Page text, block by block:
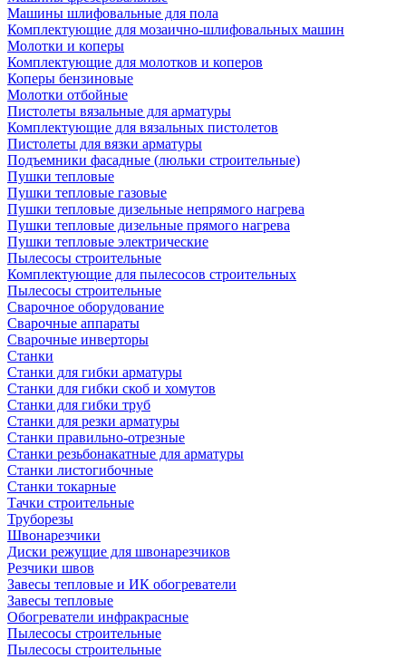
Машины шлифовальные для пола
Комплектующие для мозаично-шлифовальных машин
Молотки и коперы
Комплектующие для молотков и коперов
Коперы бензиновые
Молотки отбойные
Пистолеты вязальные для арматуры
Комплектующие для вязальных пистолетов
Пистолеты для вязки арматуры
Подъемники фасадные (люльки строительные)
Пушки тепловые
Пушки тепловые газовые
Пушки тепловые дизельные непрямого нагрева
Пушки тепловые дизельные прямого нагрева
Пушки тепловые электрические
Пылесосы строительные
Комплектующие для пылесосов строительных
Пылесосы строительные
Сварочное оборудование
Сварочные аппараты
Сварочные инверторы
Станки
Станки для гибки арматуры
Станки для гибки скоб и хомутов
Станки для гибки труб
Станки для резки арматуры
Станки правильно-отрезные
Станки резьбонакатные для арматуры
Станки листогибочные
Станки токарные
Тачки строительные
Труборезы
Швонарезчики
Диски режущие для швонарезчиков
Резчики швов
Завесы тепловые и ИК обогреватели
Завесы тепловые
Обогреватели инфракрасные
Пылесосы строительные
Пылесосы строительные